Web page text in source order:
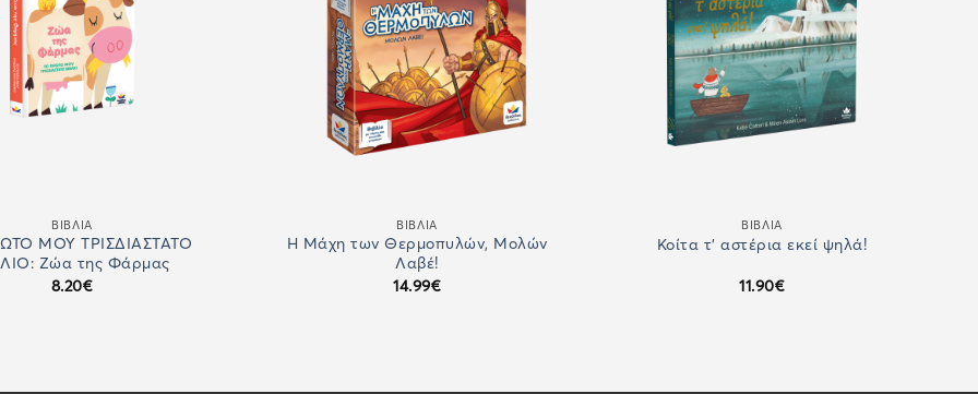
ΒΙΒΛΙΑ
ΜΟΥ ΤΡΙΣΔΙΑΣΤΑΤΟ
Ζώα της Φάρμας
8.20€
ΒΙΒΛΙΑ
Η Μάχη των Θερμοπυλών, Μολών
Λαβέ!
14.99€
ΒΙΒΛΙΑ
Κοίτα τ’ αστέρια εκεί ψηλά!
11.90€